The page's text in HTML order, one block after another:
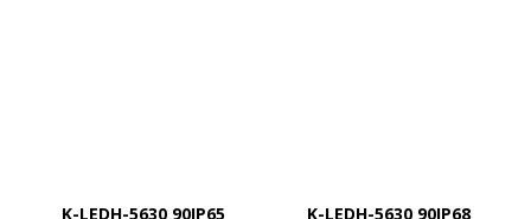
K-LEDH-5630 90IP65
K-LEDH-5630 90IP68